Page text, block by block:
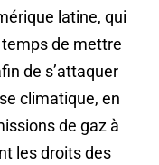
latine, qui
de mettre
de s’attaquer
climatique, en
de gaz à
les droits des